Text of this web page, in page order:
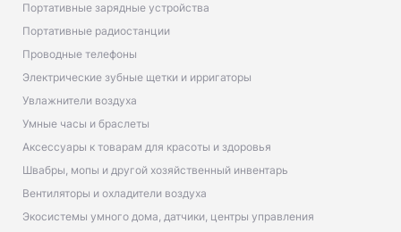
Портативные зарядные устройства
Портативные радиостанции
Проводные телефоны
Электрические зубные щетки и ирригаторы
Увлажнители воздуха
Умные часы и браслеты
Аксессуары к товарам для красоты и здоровья
Швабры, мопы и другой хозяйственный инвентарь
Вентиляторы и охладители воздуха
Экосистемы умного дома, датчики, центры управления